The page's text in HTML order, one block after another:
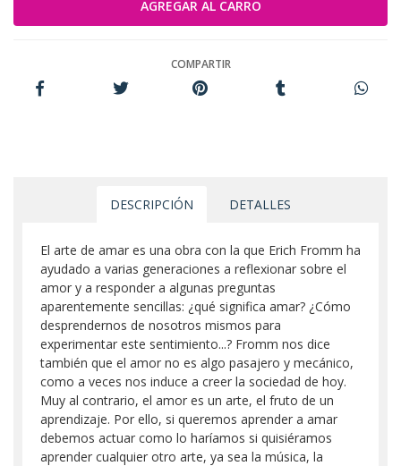
COMPARTIR
DESCRIPCIÓN DETALLES
El arte de amar es una obra con la que Erich Fromm ha
ayudado a varias generaciones a reflexionar sobre el
amor y a responder a algunas preguntas
aparentemente sencillas: ¿qué significa amar? ¿Cómo
desprendernos de nosotros mismos para
experimentar este sentimiento...? Fromm nos dice
también que el amor no es algo pasajero y mecánico,
como a veces nos induce a creer la sociedad de hoy.
Muy al contrario, el amor es un arte, el fruto de un
aprendizaje. Por ello, si queremos aprender a amar
debemos actuar como lo haríamos si quisiéramos
aprender cualquier otro arte, ya sea la música, la